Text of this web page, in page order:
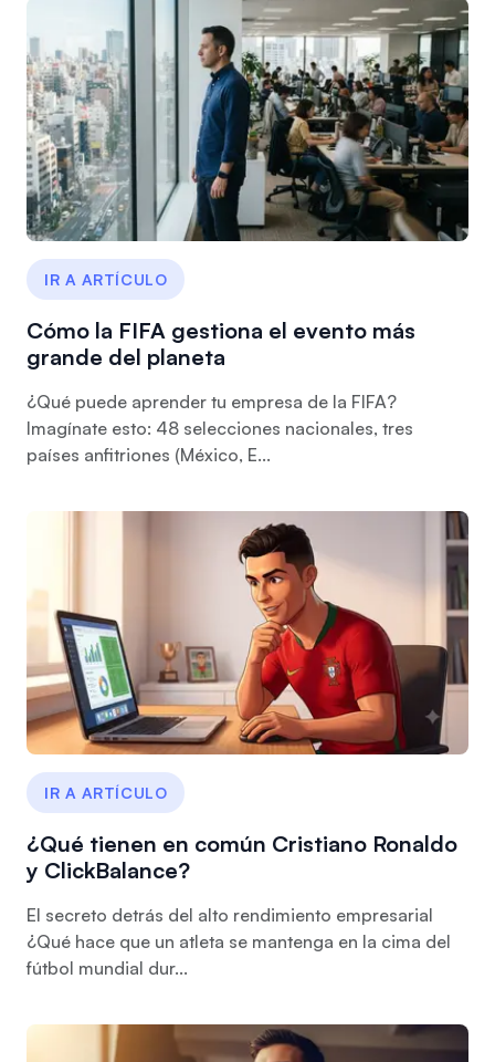
IR A ARTÍCULO
Cómo la FIFA gestiona el evento más
grande del planeta
¿Qué puede aprender tu empresa de la FIFA?
Imagínate esto: 48 selecciones nacionales, tres
países anfitriones (México, E...
IR A ARTÍCULO
¿Qué tienen en común Cristiano Ronaldo
y ClickBalance?
El secreto detrás del alto rendimiento empresarial
¿Qué hace que un atleta se mantenga en la cima del
fútbol mundial dur...